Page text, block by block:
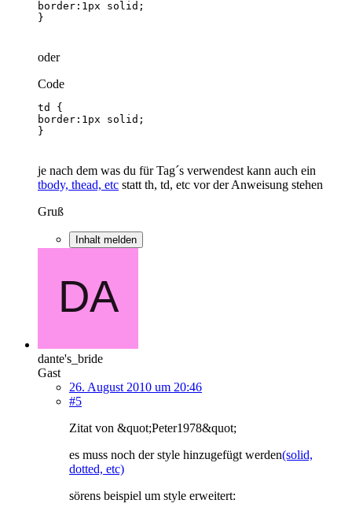
}
oder
Code
}
je nach dem was du für Tag´s verwendest kann auch ein
tbody, thead, etc statt th, td, etc vor der Anweisung stehen
Gruß
Inhalt melden
dante's_bride
Gast
26. August 2010 um 20:46
#5
Zitat von &quot;Peter1978&quot;
es muss noch der style hinzugefügt werden(solid,
dotted, etc)
sörens beispiel um style erweitert: